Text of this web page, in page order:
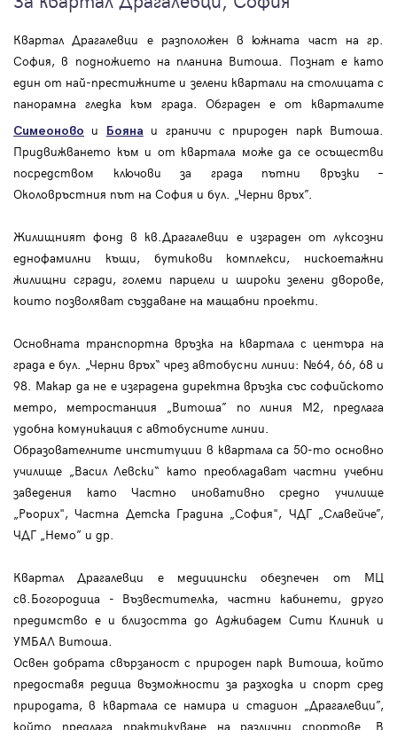
Квартал Драгалевци е разположен в южната част на гр.
София, в подножието на планина Витоша. Познат е като
един от най-престижните и зелени квартали на столицата с
панорамна гледка към града. Обграден е от кварталите
Симеоново и Бояна и граничи с природен парк Витоша.
Придвижването към и от квартала може да се осъществи
посредством ключови за града пътни връзки –
Околовръстния път на София и бул. „Черни връх”.
Жилищният фонд в кв.Драгалевци е изграден от луксозни
еднофамилни къщи, бутикови комплекси, нискоетажни
жилищни сгради, големи парцели и широки зелени дворове,
които позволяват създаване на мащабни проекти.
Основната транспортна връзка на квартала с центъра на
града е бул. „Черни връх“ чрез автобусни линии: №64, 66, 68 и
98. Макар да не е изградена директна връзка със софийското
метро, метростанция „Витоша” по линия М2, предлага
удобна комуникация с автобусните линии.
Образователните институции в квартала са 50-то основно
училище „Васил Левски“ като преобладават частни учебни
заведения като Частно иновативно средно училище
„Рьорих", Частна Детска Градина „София", ЧДГ „Славейче”,
ЧДГ „Немо” и др.
Квартал Драгалевци е медицински обезпечен от МЦ
св.Богородица - Възвестителка, частни кабинети, друго
предимство е и близостта до Аджибадем Сити Клиник и
УМБАЛ Витоша.
Освен добрата свързаност с природен парк Витоша, който
предоставя редица възможности за разходка и спорт сред
природата, в квартала се намира и стадион „Драгалевци”,
който предлага практикуване на различни спортове. В